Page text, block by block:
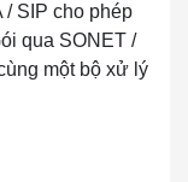
/ SIP cho phép
qua SONET /
một bộ xử lý